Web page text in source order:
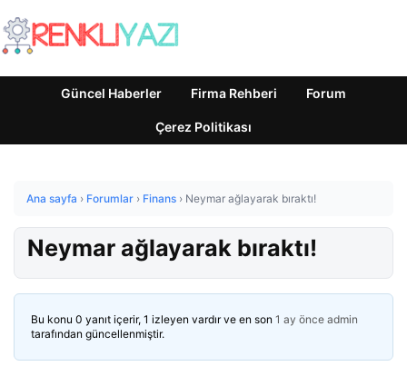
Güncel Haberler Firma Rehberi Forum
Çerez Politikası
Ana sayfa › Forumlar › Finans › Neymar ağlayarak bıraktı!
Neymar ağlayarak bıraktı!
Bu konu 0 yanıt içerir, 1 izleyen vardır ve en son 1 ay önce admin
tarafından güncellenmiştir.